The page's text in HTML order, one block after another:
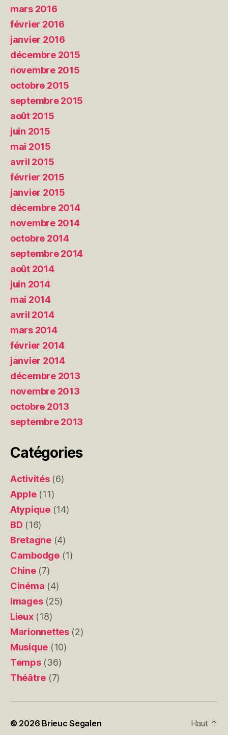
mars 2016
février 2016
janvier 2016
décembre 2015
novembre 2015
octobre 2015
septembre 2015
août 2015
juin 2015
mai 2015
avril 2015
février 2015
janvier 2015
décembre 2014
novembre 2014
octobre 2014
septembre 2014
août 2014
juin 2014
mai 2014
avril 2014
mars 2014
février 2014
janvier 2014
décembre 2013
novembre 2013
octobre 2013
septembre 2013
Catégories
Activités(6)
Apple(11)
Atypique(14)
BD (16)
Bretagne(4)
Cambodge(1)
Chine(7)
Cinéma (4)
Images(25)
Lieux(18)
Marionnettes(2)
Musique (10)
Temps(36)
Théâtre (7)
© 2026 Brieuc Segalen Haut ↑